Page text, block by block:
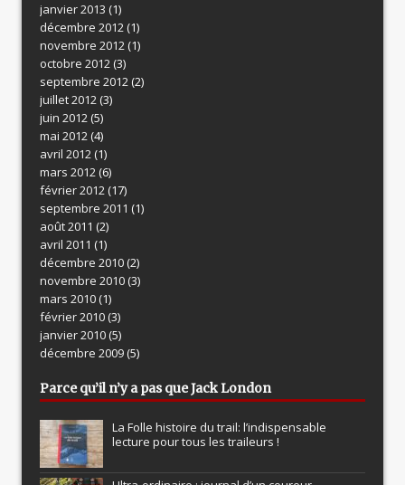
janvier 2013 (1)
décembre 2012(1)
novembre 2012(1)
octobre 2012(3)
septembre 2012(2)
juillet 2012(3)
juin 2012(5)
mai 2012(4)
avril 2012(1)
mars 2012(6)
février 2012(17)
septembre 2011 (1)
août 2011 (2)
avril 2011 (1)
décembre 2010(2)
novembre 2010(3)
mars 2010(1)
février 2010(3)
janvier 2010(5)
décembre 2009(5)
Parce qu’il n’y a pas que Jack London
La Folle histoire du trail: l’indispensable
lecture pour tous les traileurs !